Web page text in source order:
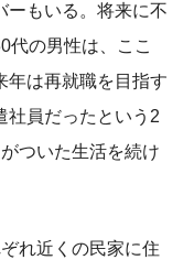
ーもいる。将来に不
代の男性は、ここ
年は再就職を目指す
社員だったという2
ついた生活を続け
れ近くの民家に住